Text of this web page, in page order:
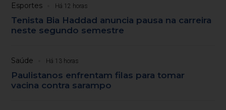
Esportes Há 12 horas
Tenista Bia Haddad anuncia pausa na carreira
neste segundo semestre
Saúde Há 13 horas
Paulistanos enfrentam filas para tomar
vacina contra sarampo